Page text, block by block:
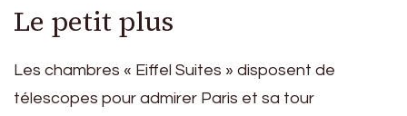
Le petit plus
Les chambres « Eiffel Suites » disposent de
télescopes pour admirer Paris et sa tour